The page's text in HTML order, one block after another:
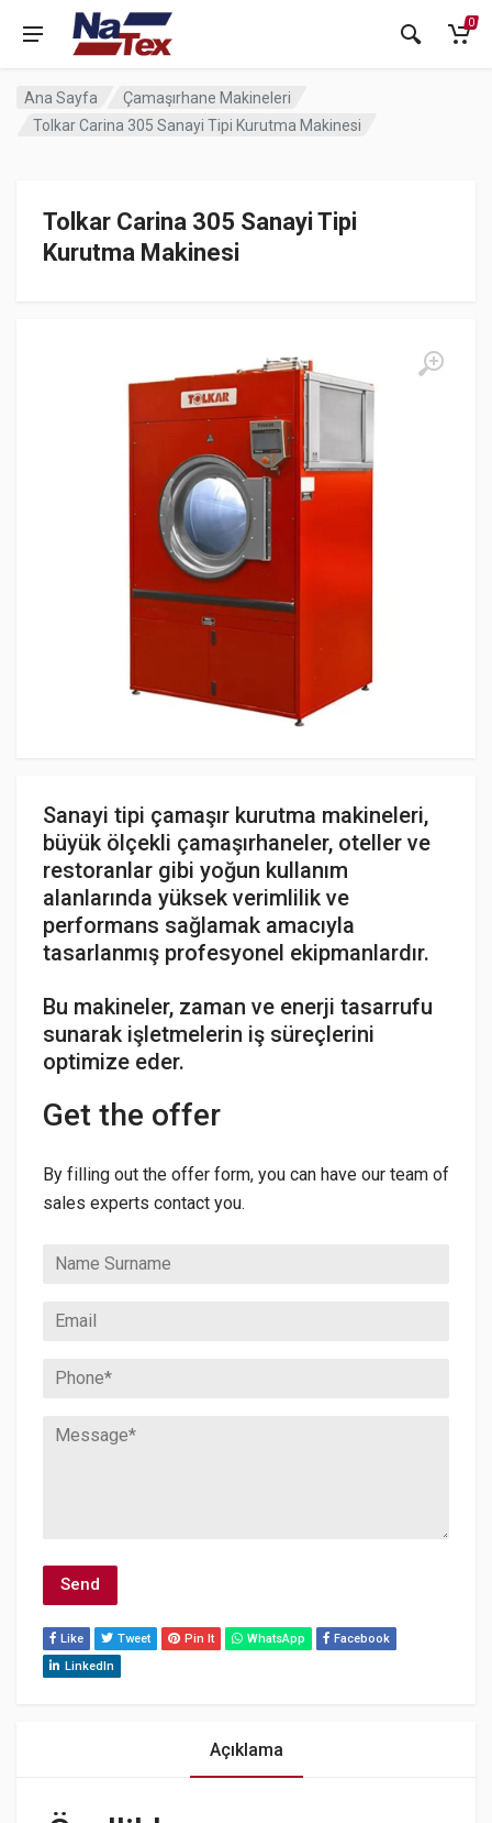
0
Ana Sayfa
Çamaşırhane Makineleri
Tolkar Carina 305 Sanayi Tipi Kurutma Makinesi
Tolkar Carina 305 Sanayi Tipi
Kurutma Makinesi
Sanayi tipi çamaşır kurutma makineleri,
büyük ölçekli çamaşırhaneler, oteller ve
restoranlar gibi yoğun kullanım
alanlarında yüksek verimlilik ve
performans sağlamak amacıyla
tasarlanmış profesyonel ekipmanlardır.
Bu makineler, zaman ve enerji tasarrufu
sunarak işletmelerin iş süreçlerini
optimize eder.
Get the offer
By filling out the offer form, you can have our team of
sales experts contact you.
Like Tweet Pin It WhatsApp
Facebook
LinkedIn
Açıklama